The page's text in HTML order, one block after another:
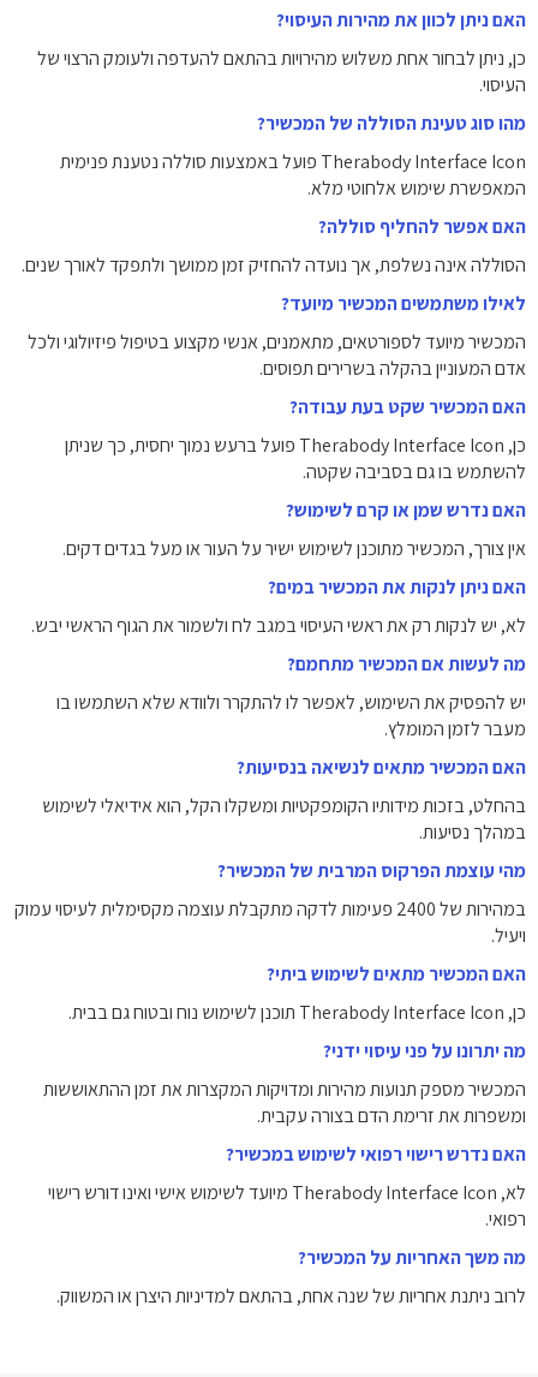
האם ניתן לכוון את מהירות העיסוי?
כן, ניתן לבחור אחת משלוש מהירויות בהתאם להעדפה ולעומק הרצוי של
העיסוי.
מהו סוג טעינת הסוללה של המכשיר?
Therabody Interface Icon פועל באמצעות סוללה נטענת פנימית
המאפשרת שימוש אלחוטי מלא.
האם אפשר להחליף סוללה?
הסוללה אינה נשלפת, אך נועדה להחזיק זמן ממושך ולתפקד לאורך שנים.
לאילו משתמשים המכשיר מיועד?
המכשיר מיועד לספורטאים, מתאמנים, אנשי מקצוע בטיפול פיזיולוגי ולכל
אדם המעוניין בהקלה בשרירים תפוסים.
האם המכשיר שקט בעת עבודה?
כן, Therabody Interface Icon פועל ברעש נמוך יחסית, כך שניתן
להשתמש בו גם בסביבה שקטה.
האם נדרש שמן או קרם לשימוש?
אין צורך, המכשיר מתוכנן לשימוש ישיר על העור או מעל בגדים דקים.
האם ניתן לנקות את המכשיר במים?
לא, יש לנקות רק את ראשי העיסוי במגב לח ולשמור את הגוף הראשי יבש.
מה לעשות אם המכשיר מתחמם?
יש להפסיק את השימוש, לאפשר לו להתקרר ולוודא שלא השתמשו בו
מעבר לזמן המומלץ.
האם המכשיר מתאים לנשיאה בנסיעות?
בהחלט, בזכות מידותיו הקומפקטיות ומשקלו הקל, הוא אידיאלי לשימוש
במהלך נסיעות.
מהי עוצמת הפרקוס המרבית של המכשיר?
במהירות של 2400 פעימות לדקה מתקבלת עוצמה מקסימלית לעיסוי עמוק
ויעיל.
האם המכשיר מתאים לשימוש ביתי?
כן, Therabody Interface Icon תוכנן לשימוש נוח ובטוח גם בבית.
מה יתרונו על פני עיסוי ידני?
המכשיר מספק תנועות מהירות ומדויקות המקצרות את זמן ההתאוששות
ומשפרות את זרימת הדם בצורה עקבית.
האם נדרש רישוי רפואי לשימוש במכשיר?
לא, Therabody Interface Icon מיועד לשימוש אישי ואינו דורש רישוי
רפואי.
מה משך האחריות על המכשיר?
לרוב ניתנת אחריות של שנה אחת, בהתאם למדיניות היצרן או המשווק.